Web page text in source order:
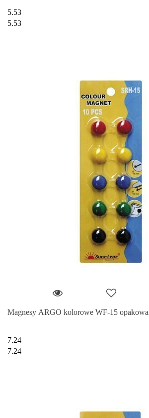
5.53
5.53
Magnesy ARGO kolorowe WF-15
7.24
7.24